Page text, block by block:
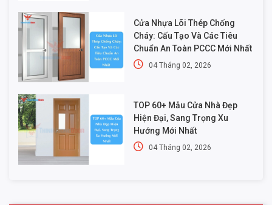
Cửa Nhựa Lõi Thép Chống
Cháy: Cấu Tạo Và Các Tiêu
Chuẩn An Toàn PCCC Mới Nhất
04 Tháng 02, 2026
TOP 60+ Mẫu Cửa Nhà Đẹp
Hiện Đại, Sang Trọng Xu
Hướng Mới Nhất
04 Tháng 02, 2026